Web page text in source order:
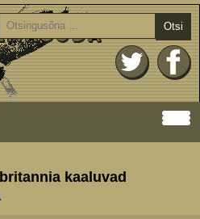
Otsi
kaaluvad